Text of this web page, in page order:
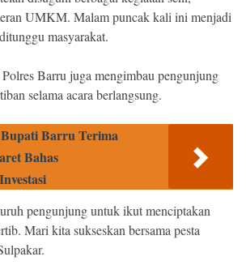
UMKM. Malam puncak kali ini menjadi
masyarakat.
Barru juga mengimbau pengunjung
selama acara berlangsung.
Bupati Barru Terima
Bahas
pengunjung untuk ikut menciptakan
Mari kita sukseskan bersama pesta